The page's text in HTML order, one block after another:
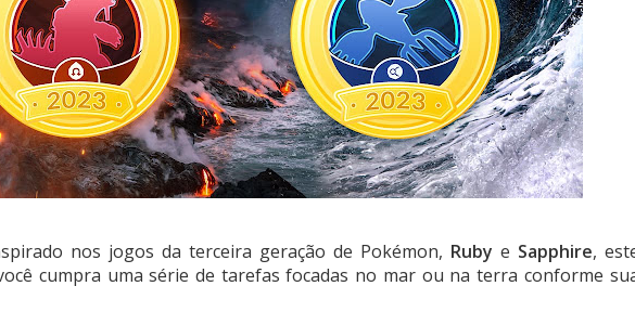
nos jogos da terceira geração de Pokémon, Ruby e Sapphire,
cumpra uma série de tarefas focadas no mar ou na terra conforme